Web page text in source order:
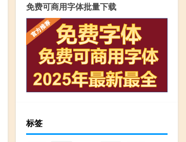
免费可商用字体批量下载
标签